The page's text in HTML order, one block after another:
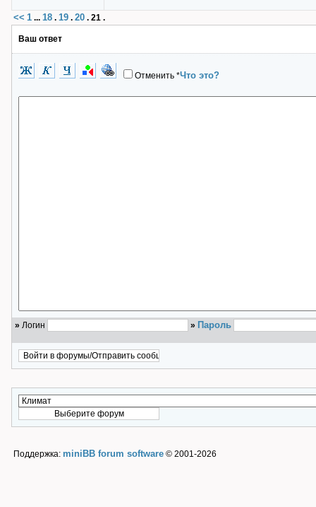
<< 1 ... 18 . 19 . 20 . 21 .
Ваш ответ
Отменить *Что это?
» Логин » Пароль
Поддержка: miniBB forum software © 2001-2026